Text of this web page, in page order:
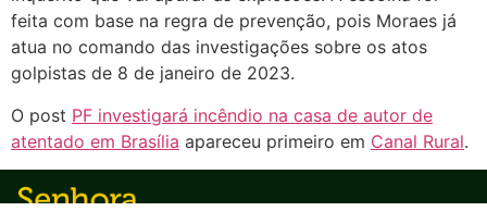
feita com base na regra de prevenção, pois Moraes já
atua no comando das investigações sobre os atos
golpistas de 8 de janeiro de 2023.
O post PF investigará incêndio na casa de autor de
atentado em Brasília apareceu primeiro em Canal Rural.